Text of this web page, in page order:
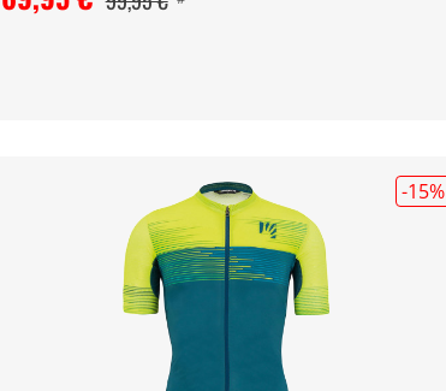
-15%